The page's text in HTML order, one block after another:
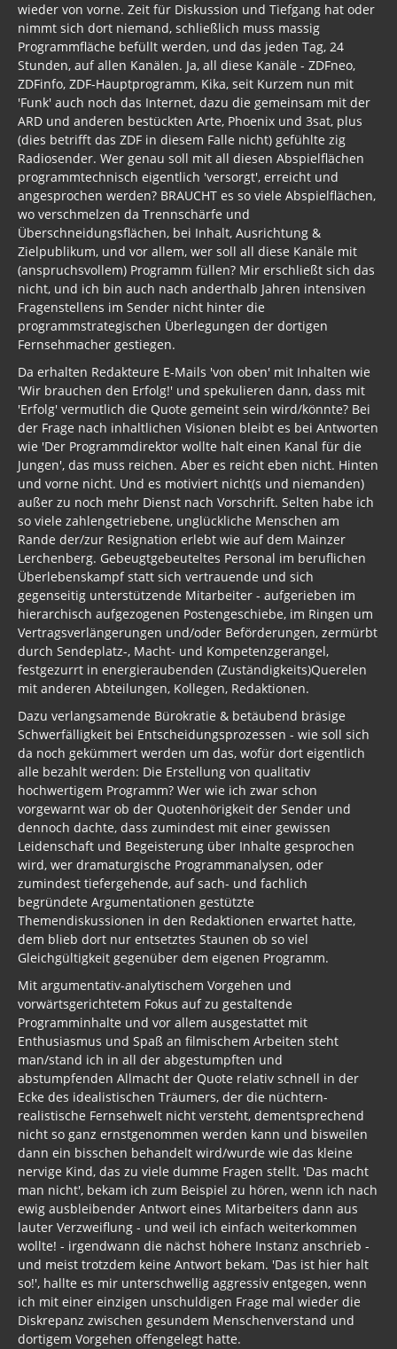
wieder von vorne. Zeit für Diskussion und Tiefgang hat oder
nimmt sich dort niemand, schließlich muss massig
Programmfläche befüllt werden, und das jeden Tag, 24
Stunden, auf allen Kanälen. Ja, all diese Kanäle - ZDFneo,
ZDFinfo, ZDF-Hauptprogramm, Kika, seit Kurzem nun mit
'Funk' auch noch das Internet, dazu die gemeinsam mit der
ARD und anderen bestückten Arte, Phoenix und 3sat, plus
(dies betrifft das ZDF in diesem Falle nicht) gefühlte zig
Radiosender. Wer genau soll mit all diesen Abspielflächen
programmtechnisch eigentlich 'versorgt', erreicht und
angesprochen werden? BRAUCHT es so viele Abspielflächen,
wo verschmelzen da Trennschärfe und
Überschneidungsflächen, bei Inhalt, Ausrichtung &
Zielpublikum, und vor allem, wer soll all diese Kanäle mit
(anspruchsvollem) Programm füllen? Mir erschließt sich das
nicht, und ich bin auch nach anderthalb Jahren intensiven
Fragenstellens im Sender nicht hinter die
programmstrategischen Überlegungen der dortigen
Fernsehmacher gestiegen.
Da erhalten Redakteure E-Mails 'von oben' mit Inhalten wie
'Wir brauchen den Erfolg!' und spekulieren dann, dass mit
'Erfolg' vermutlich die Quote gemeint sein wird/könnte? Bei
der Frage nach inhaltlichen Visionen bleibt es bei Antworten
wie 'Der Programmdirektor wollte halt einen Kanal für die
Jungen', das muss reichen. Aber es reicht eben nicht. Hinten
und vorne nicht. Und es motiviert nicht(s und niemanden)
außer zu noch mehr Dienst nach Vorschrift. Selten habe ich
so viele zahlengetriebene, unglückliche Menschen am
Rande der/zur Resignation erlebt wie auf dem Mainzer
Lerchenberg. Gebeugtgebeuteltes Personal im beruflichen
Überlebenskampf statt sich vertrauende und sich
gegenseitig unterstützende Mitarbeiter - aufgerieben im
hierarchisch aufgezogenen Postengeschiebe, im Ringen um
Vertragsverlängerungen und/oder Beförderungen, zermürbt
durch Sendeplatz-, Macht- und Kompetenzgerangel,
festgezurrt in energieraubenden (Zuständigkeits)Querelen
mit anderen Abteilungen, Kollegen, Redaktionen.
Dazu verlangsamende Bürokratie & betäubend bräsige
Schwerfälligkeit bei Entscheidungsprozessen - wie soll sich
da noch gekümmert werden um das, wofür dort eigentlich
alle bezahlt werden: Die Erstellung von qualitativ
hochwertigem Programm? Wer wie ich zwar schon
vorgewarnt war ob der Quotenhörigkeit der Sender und
dennoch dachte, dass zumindest mit einer gewissen
Leidenschaft und Begeisterung über Inhalte gesprochen
wird, wer dramaturgische Programmanalysen, oder
zumindest tiefergehende, auf sach- und fachlich
begründete Argumentationen gestützte
Themendiskussionen in den Redaktionen erwartet hatte,
dem blieb dort nur entsetztes Staunen ob so viel
Gleichgültigkeit gegenüber dem eigenen Programm.
Mit argumentativ-analytischem Vorgehen und
vorwärtsgerichtetem Fokus auf zu gestaltende
Programminhalte und vor allem ausgestattet mit
Enthusiasmus und Spaß an filmischem Arbeiten steht
man/stand ich in all der abgestumpften und
abstumpfenden Allmacht der Quote relativ schnell in der
Ecke des idealistischen Träumers, der die nüchtern-
realistische Fernsehwelt nicht versteht, dementsprechend
nicht so ganz ernstgenommen werden kann und bisweilen
dann ein bisschen behandelt wird/wurde wie das kleine
nervige Kind, das zu viele dumme Fragen stellt. 'Das macht
man nicht', bekam ich zum Beispiel zu hören, wenn ich nach
ewig ausbleibender Antwort eines Mitarbeiters dann aus
lauter Verzweiflung - und weil ich einfach weiterkommen
wollte! - irgendwann die nächst höhere Instanz anschrieb -
und meist trotzdem keine Antwort bekam. 'Das ist hier halt
so!', hallte es mir unterschwellig aggressiv entgegen, wenn
ich mit einer einzigen unschuldigen Frage mal wieder die
Diskrepanz zwischen gesundem Menschenverstand und
dortigem Vorgehen offengelegt hatte.